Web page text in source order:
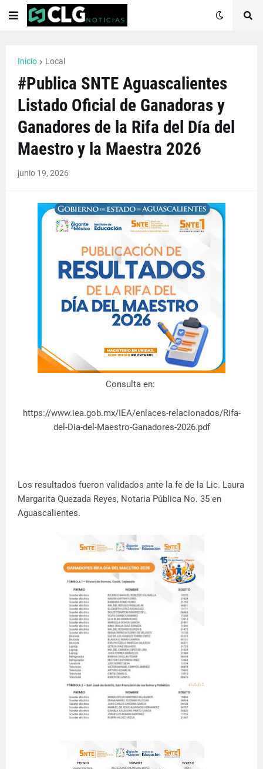
Inicio Local
#Publica SNTE Aguascalientes
Listado Oficial de Ganadoras y
Ganadores de la Rifa del Día del
Maestro y la Maestra 2026
junio 19, 2026
Consulta en:
https://www.iea.gob.mx/IEA/enlaces-relacionados/Rifa-
del-Dia-del-Maestro-Ganadores-2026.pdf
Los resultados fueron validados ante la fe de la Lic. Laura
Margarita Quezada Reyes, Notaria Pública No. 35 en
Aguascalientes.